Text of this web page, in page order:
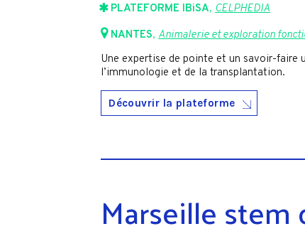
PLATEFORME IBiSA, CELPHEDIA
NANTES,Animalerie et exploration
Une expertise de pointe et un savoir-faire
l’immunologie et de la transplantation.
Découvrir la plateforme
Marseille stem